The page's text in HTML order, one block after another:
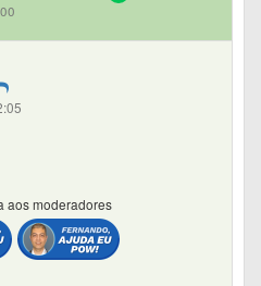
aos moderadores